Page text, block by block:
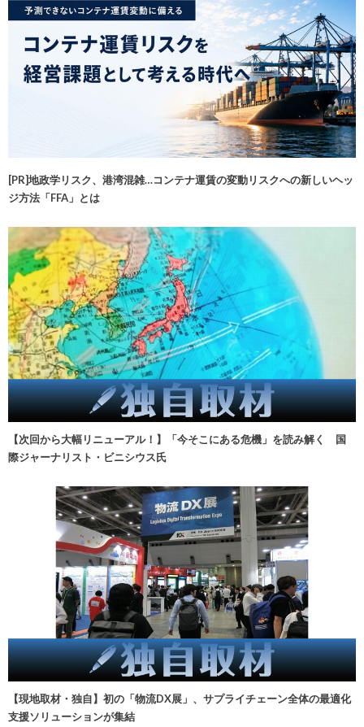
[PR]地政学リスク、港湾混雑…コンテナ運賃の変動リスクへの新しいヘッ
ジ方法「FFA」とは
【次回から大幅リニューアル！】「今そこにある危機」を読み解く 国
際ジャーナリスト・ビニシウス氏
【現地取材・独自】初の「物流DX展」、サプライチェーン全体の最適化
支援ソリューションが集結